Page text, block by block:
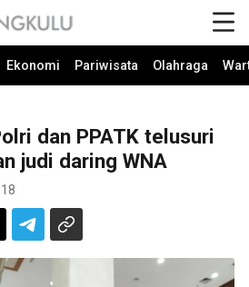
Ekonomi Pariwisata Olahraga
dan PPATK telusuri
judi daring WNA